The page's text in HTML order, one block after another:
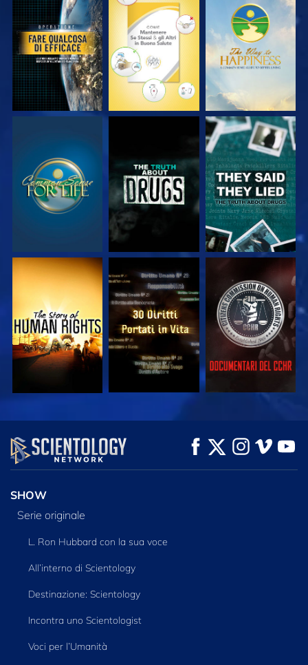
GUARDA GUARDA GUARDA
GUARDA GUARDA GUARDA
GUARDA GUARDA GUARDA
GUARDA
ESPLORA LE
SERIE
SHOW
Serie originale
L. Ron Hubbard con la sua voce
All’interno di Scientology
Destinazione: Scientology
Incontra uno Scientologist
Voci per l’Umanità